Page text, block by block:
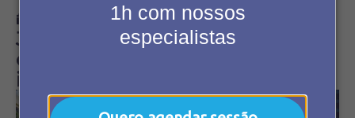
1h com nossos
especialistas
janeiro 9, 2024 7:09 am
Jardinagem e paisagismo em
condomínios: 5 motivos para
investir